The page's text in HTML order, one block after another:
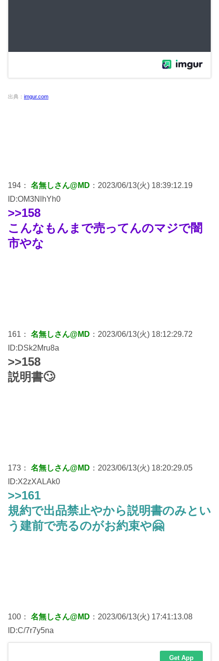
出典： imgur.com
194： 名無しさん@MD ：2023/06/13(火) 18:39:12.19
ID:OM3NlhYh0
>>158
こんなもんまで売ってんのマジで闇
市やな
161： 名無しさん@MD ：2023/06/13(火) 18:12:29.72
ID:DSk2Mru8a
>>158
説明書🙄
173： 名無しさん@MD ：2023/06/13(火) 18:20:29.05
ID:X2zXALAk0
>>161
規約で出品禁止やから説明書のみとい
う建前で売るのがお約束や🤗
100： 名無しさん@MD ：2023/06/13(火) 17:41:13.08
ID:C/7r7y5na